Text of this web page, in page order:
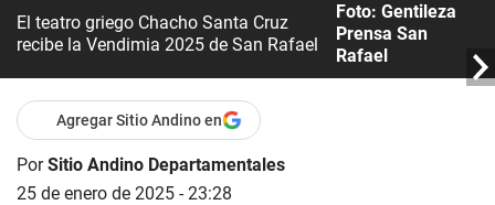
El teatro griego Chacho Santa Cruz
recibe la Vendimia 2025 de San Rafael
Foto: Gentileza
Prensa San
Rafael
Agregar Sitio Andino en
PorSitio Andino Departamentales
25 de enero de 2025 - 23:28